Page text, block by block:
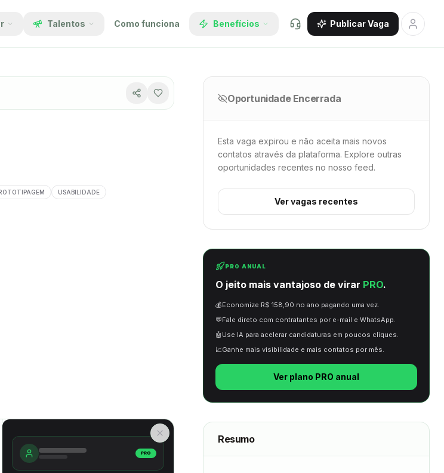
Talentos Como funciona Benefícios Publicar Vaga
USABILIDADE
PRO
Oportunidade Encerrada
Esta vaga expirou e não aceita mais novos
contatos através da plataforma. Explore outras
oportunidades recentes no nosso feed.
Ver vagas recentes
PRO ANUAL
O jeito mais vantajoso de virar PRO.
💰Economize R$ 158,90 no ano pagando uma vez.
💬Fale direto com contratantes por e-mail e WhatsApp.
🤖 Use IA para acelerar candidaturas em poucos cliques.
📈Ganhe mais visibilidade e mais contatos por mês.
Ver plano PRO anual
Resumo